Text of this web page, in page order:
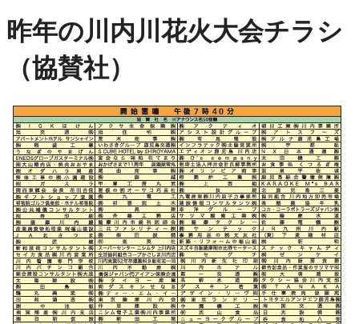
昨年の川内川花火大会チラシ
（協賛社）